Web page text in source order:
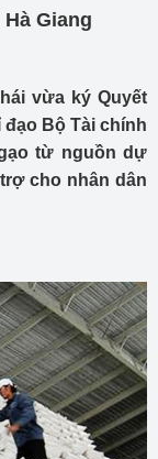
Giang
vừa ký Quyết
đạo Bộ Tài chính
từ nguồn dự
cho nhân dân